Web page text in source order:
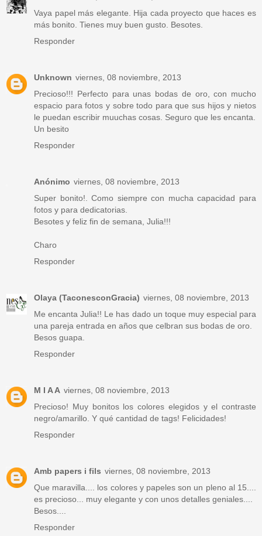
Vaya papel más elegante. Hija cada proyecto que haces es
más bonito. Tienes muy buen gusto. Besotes.
Responder
Unknown viernes, 08 noviembre, 2013
Precioso!!! Perfecto para unas bodas de oro, con mucho
espacio para fotos y sobre todo para que sus hijos y nietos
le puedan escribir muuchas cosas. Seguro que les encanta.
Un besito
Responder
Anónimo viernes, 08 noviembre, 2013
Super bonito!. Como siempre con mucha capacidad para
fotos y para dedicatorias.
Besotes y feliz fin de semana, Julia!!!
Charo
Responder
Olaya (TaconesconGracia) viernes, 08 noviembre, 2013
Me encanta Julia!! Le has dado un toque muy especial para
una pareja entrada en años que celbran sus bodas de oro.
Besos guapa.
Responder
M I A A viernes, 08 noviembre, 2013
Precioso! Muy bonitos los colores elegidos y el contraste
negro/amarillo. Y qué cantidad de tags! Felicidades!
Responder
Amb papers i fils viernes, 08 noviembre, 2013
Que maravilla.... los colores y papeles son un pleno al 15....
es precioso... muy elegante y con unos detalles geniales....
Besos....
Responder